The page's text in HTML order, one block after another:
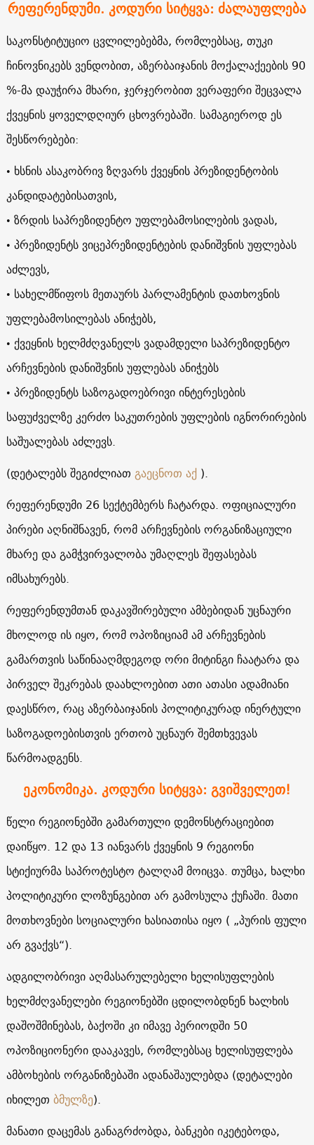
რეფერენდუმი. კოდური სიტყვა: ძალაუფლება
საკონსტიტუციო ცვლილებებმა, რომლებსაც, თუკი
ჩინოვნიკებს ვენდობით, აზერბაიჯანის მოქალაქეების 90
%-მა დაუჭირა მხარი, ჯერჯერობით ვერაფერი შეცვალა
ქვეყნის ყოველდღიურ ცხოვრებაში. სამაგიეროდ ეს
შესწორებები:
• ხსნის ასაკობრივ ზღვარს ქვეყნის პრეზიდენტობის
კანდიდატებისათვის,
• ზრდის საპრეზიდენტო უფლებამოსილების ვადას,
• პრეზიდენტს ვიცეპრეზიდენტების დანიშვნის უფლებას
აძლევს,
• სახელმწიფოს მეთაურს პარლამენტის დათხოვნის
უფლებამოსილებას ანიჭებს,
• ქვეყნის ხელმძღვანელს ვადამდელი საპრეზიდენტო
არჩევნების დანიშვნის უფლებას ანიჭებს
• პრეზიდენტს საზოგადოებრივი ინტერესების
საფუძველზე კერძო საკუთრების უფლების იგნორირების
საშუალებას აძლევს.
(დეტალებს შეგიძლიათ გაეცნოთ აქ ).
რეფერენდუმი 26 სექტემბერს ჩატარდა. ოფიციალური
პირები აღნიშნავენ, რომ არჩევნების ორგანიზაციული
მხარე და გამჭვირვალობა უმაღლეს შეფასებას
იმსახურებს.
რეფერენდუმთან დაკავშირებული ამბებიდან უცნაური
მხოლოდ ის იყო, რომ ოპოზიციამ ამ არჩევნების
გამართვის საწინააღმდეგოდ ორი მიტინგი ჩაატარა და
პირველ შეკრებას დაახლოებით ათი ათასი ადამიანი
დაესწრო, რაც აზერბაიჯანის პოლიტიკურად ინერტული
საზოგადოებისთვის ერთობ უცნაურ შემთხვევას
წარმოადგენს.
ეკონომიკა. კოდური სიტყვა: გვიშველეთ!
წელი რეგიონებში გამართული დემონსტრაციებით
დაიწყო. 12 და 13 იანვარს ქვეყნის 9 რეგიონი
სტიქიურმა საპროტესტო ტალღამ მოიცვა. თუმცა, ხალხი
პოლიტიკური ლოზუნგებით არ გამოსულა ქუჩაში. მათი
მოთხოვნები სოციალური ხასიათისა იყო ( „პურის ფული
არ გვაქვს“).
ადგილობრივი აღმასარულებელი ხელისუფლების
ხელმძღვანელები რეგიონებში ცდილობდნენ ხალხის
დაშოშმინებას, ბაქოში კი იმავე პერიოდში 50
ოპოზიციონერი დააკავეს, რომლებსაც ხელისუფლება
ამბოხების ორგანიზებაში ადანაშაულებდა (დეტალები
იხილეთ ბმულზე).
მანათი დაცემას განაგრძობდა, ბანკები იკეტებოდა,